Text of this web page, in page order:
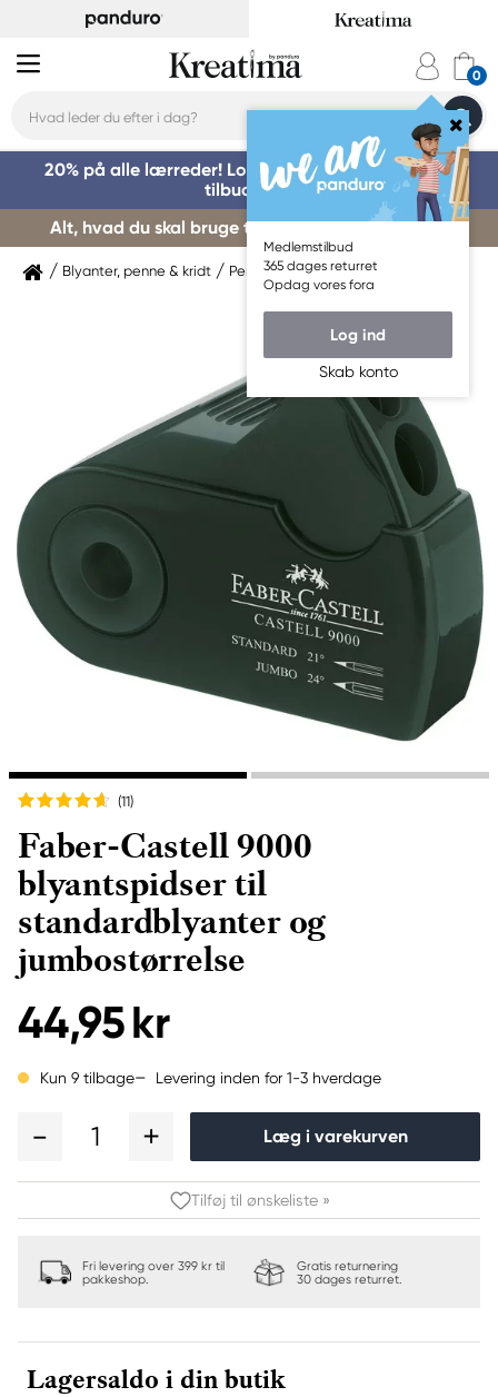
Medlemstilbud
365 dages returret
Opdag vores fora
Log ind
Skab konto
20% på alle lærreder! Log på for at benytte dig af
tilbuddet »
Alt, hvad du skal bruge til kursusstart – køb her »
Blyanter, penne & kridt Pennetilbehør Blyantspidsere
(11)
Faber-Castell 9000
blyantspidser til
standardblyanter og
jumbostørrelse
44,95 kr
Kun 9 tilbage Levering inden for 1-3 hverdage
1 Læg i varekurven
Tilføj til ønskeliste »
Fri levering over 399 kr til
pakkeshop.
Gratis returnering
30 dages returret.
Lagersaldo i din butik